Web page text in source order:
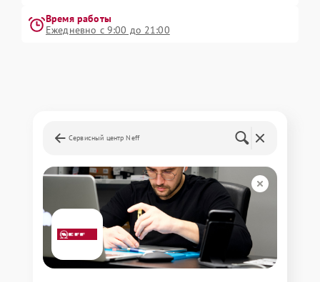
Время работы
Ежедневно с 9:00 до 21:00
Сервисный центр Neff